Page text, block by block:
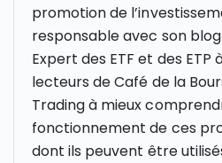
promotion de
responsable avec son
Expert des ETF et des ETP
lecteurs de Café de la
Trading à mieux
fonctionnement de ces
dont ils peuvent être